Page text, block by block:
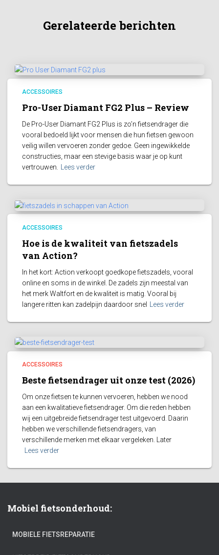
Gerelateerde berichten
ACCESSOIRES
Pro-User Diamant FG2 Plus – Review
De Pro-User Diamant FG2 Plus is zo’n fietsendrager die
vooral bedoeld lijkt voor mensen die hun fietsen gewoon
veilig willen vervoeren zonder gedoe. Geen ingewikkelde
constructies, maar een stevige basis waar je op kunt
vertrouwen. Lees verder
ACCESSOIRES
Hoe is de kwaliteit van fietszadels
van Action?
In het kort: Action verkoopt goedkope fietszadels, vooral
online en soms in de winkel. De zadels zijn meestal van
het merk Waltfort en de kwaliteit is matig. Vooral bij
langere ritten kan zadelpijn daardoor snel
Lees verder
ACCESSOIRES
Beste fietsendrager uit onze test (2026)
Om onze fietsen te kunnen vervoeren, hebben we nood
aan een kwalitatieve fietsendrager. Om die reden hebben
wij een uitgebreide fietsendrager test uitgevoerd. Daarin
hebben we verschillende fietsendragers, van
verschillende merken met elkaar vergeleken. Later
Lees verder
Mobiel fietsonderhoud:
MOBIELE FIETSREPARATIE